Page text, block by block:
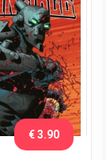
€ 3.90